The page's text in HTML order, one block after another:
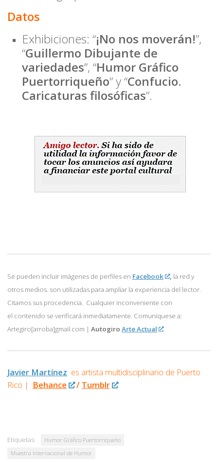
Datos
Exhibiciones: “¡No nos moverán!”,
“Guillermo Dibujante de
variedades”, “Humor Gráfico
Puertorriqueño” y “Confucio.
Caricaturas filosóficas”.
Se pueden incluir imágenes de perfiles en Facebook , la red y
otros medios. son utilizadas para ampliar la experiencia del lector.
Citamos sus procedencia. Cualquier inconveniente con
el contenido se verificará inmediatamente. Comuniquese a:
Artegiro[arroba]gmail.com | Autogiro Arte Actual
Javier Martínez es artista multidisciplinario de Puerto
Rico |
Behance / Tumblr
Etiquetas:
Humor Gráfico Puertorriqueño
Muestra Internacional de Humor